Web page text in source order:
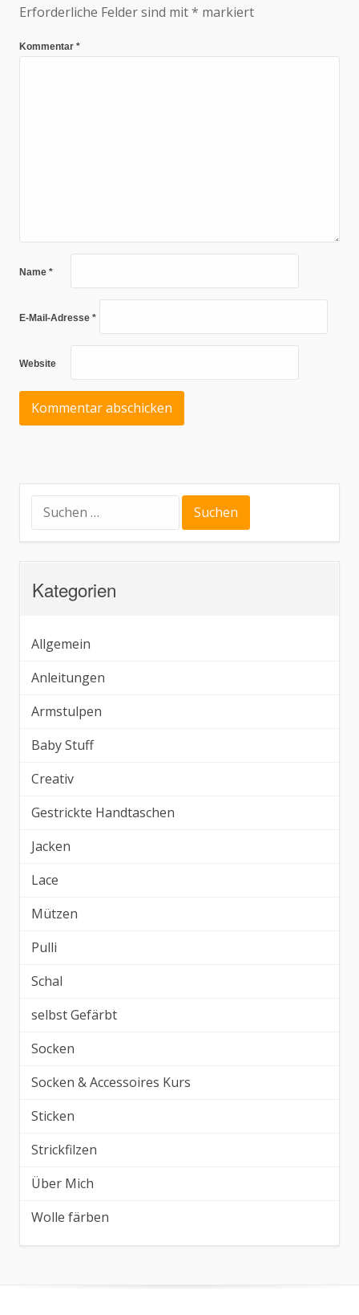
Erforderliche Felder sind mit* markiert
Kommentar *
Name *
E-Mail-Adresse *
Website
nach:
Kategorien
Allgemein
Anleitungen
Armstulpen
Baby Stuff
Creativ
Gestrickte Handtaschen
Jacken
Lace
Mützen
Pulli
Schal
selbst Gefärbt
Socken
Socken & Accessoires Kurs
Sticken
Strickfilzen
Über Mich
Wolle färben